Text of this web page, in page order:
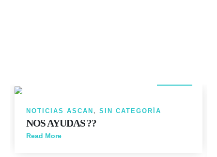
NOTICIAS ASCAN , SIN CATEGORÍA
NOS AYUDAS ??
Read More